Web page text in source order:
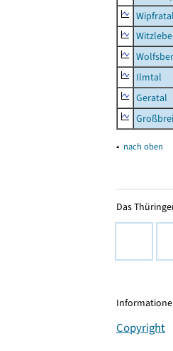
Ilmtal
Geratal
▴ nach oben
Das
Copyright